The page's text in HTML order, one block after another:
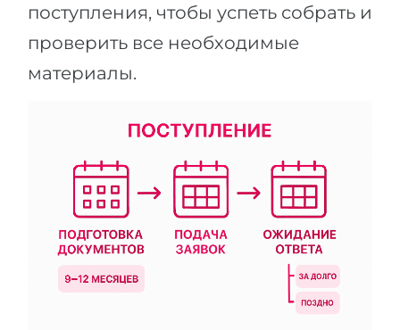
поступления, чтобы успеть собрать и
проверить все необходимые
материалы.